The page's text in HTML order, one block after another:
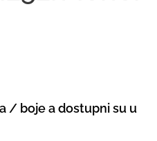
/ boje a dostupni su u